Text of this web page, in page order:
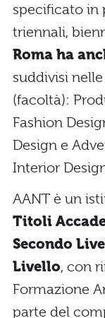
specificato in
triennali,
Roma ha
suddivisi
(facoltà):
Fashion
Design e
Interior
AANT è un
Titoli
Secondo
Livello, con
Formazione
parte del